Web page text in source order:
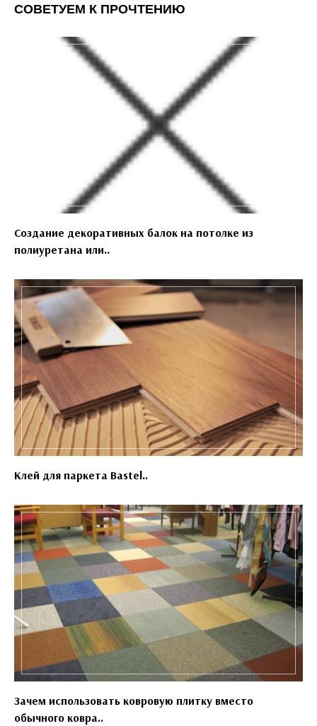
СОВЕТУЕМ К ПРОЧТЕНИЮ
Создание декоративных балок на потолке из
полиуретана или..
Клей для паркета Bastel..
Зачем использовать ковровую плитку вместо
обычного ковра..